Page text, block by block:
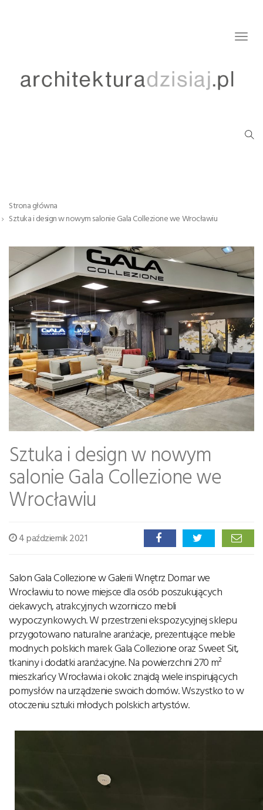
Strona główna
Sztuka i design w nowym salonie Gala Collezione we Wrocławiu
Sztuka i design w nowym
salonie Gala Collezione we
Wrocławiu
4 październik 2021
Salon Gala Collezione w Galerii Wnętrz Domar we
Wrocławiu to nowe miejsce dla osób poszukujących
ciekawych, atrakcyjnych wzorniczo mebli
wypoczynkowych. W przestrzeni ekspozycyjnej sklepu
przygotowano naturalne aranżacje, prezentujące meble
modnych polskich marek Gala Collezione oraz Sweet Sit,
tkaniny i dodatki aranżacyjne. Na powierzchni 270 m²
mieszkańcy Wrocławia i okolic znajdą wiele inspirujących
pomysłów na urządzenie swoich domów. Wszystko to w
otoczeniu sztuki młodych polskich artystów.